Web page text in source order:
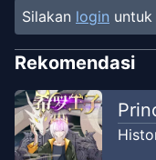
Silakan login
Rekomendasi